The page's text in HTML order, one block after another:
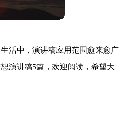
活中，演讲稿应用范围愈来愈广
演讲稿5篇，欢迎阅读，希望大